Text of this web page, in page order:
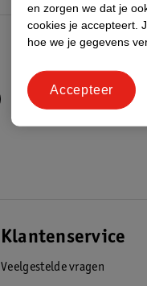
Klantenservice
Veelgestelde vragen
en zorgen we dat je
cookies je accepteert.
hoe we je gegevens
Accepteer